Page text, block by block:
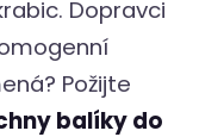
Dopravci
Požijte
balíky do